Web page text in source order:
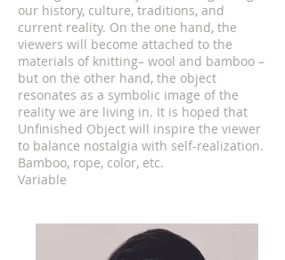
our history, culture, traditions, and
current reality. On the one hand, the
viewers will become attached to the
materials of knitting– wool and bamboo –
but on the other hand, the object
resonates as a symbolic image of the
reality we are living in. It is hoped that
Unfinished Object will inspire the viewer
to balance nostalgia with self-realization.
Bamboo, rope, color, etc.
Variable